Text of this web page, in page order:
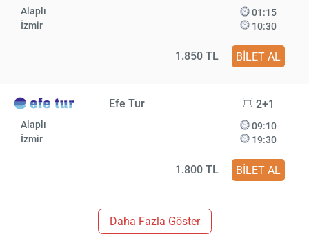
Alaplı
İzmir
01:15
10:30
1.850 TL BİLET AL
Efe Tur 2+1
Alaplı
İzmir
09:10
19:30
1.800 TL BİLET AL
Daha Fazla Göster